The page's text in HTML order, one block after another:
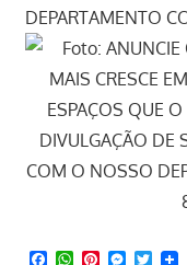
DEPARTAMENTO
Facebook
WhatsApp
Pinterest